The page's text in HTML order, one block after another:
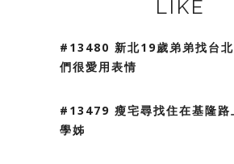
LIKE
#13480 新北19歲弟弟找台北
們很愛用表情
#13479 瘦宅尋找住在基隆路
學姊